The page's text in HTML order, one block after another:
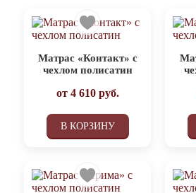
Матрас «Контакт» с
чехлом полисатин
от 4 610руб.
В КОРЗИНУ